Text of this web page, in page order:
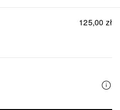
125,00 zł